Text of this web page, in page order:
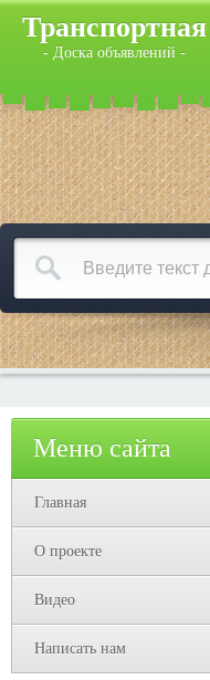
Транспортная
- Доска объявлений -
Меню сайта
Главная
О проекте
Видео
Написать нам